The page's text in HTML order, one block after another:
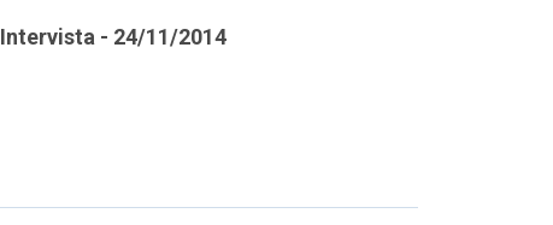
Intervista - 24/11/2014